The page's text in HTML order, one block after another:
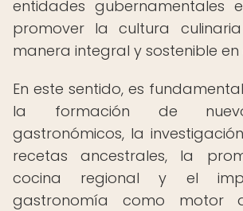
entidades gubernamentales
promover la cultura
manera integral y sostenible en
En este sentido, es
la formación de
gastronómicos, la
recetas ancestrales, la
cocina regional y el
gastronomía como motor